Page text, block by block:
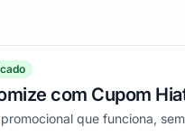
com Cupom
que funciona,